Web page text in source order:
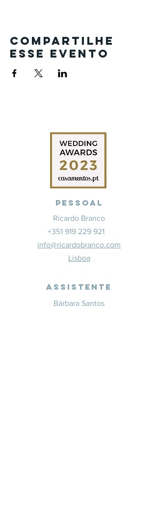
Compartilhe
esse evento
Pessoal
Ricardo Branco
+351 919 229 921
info@ricardobranco.com
Lisboa
Assistente
Bárbara Santos